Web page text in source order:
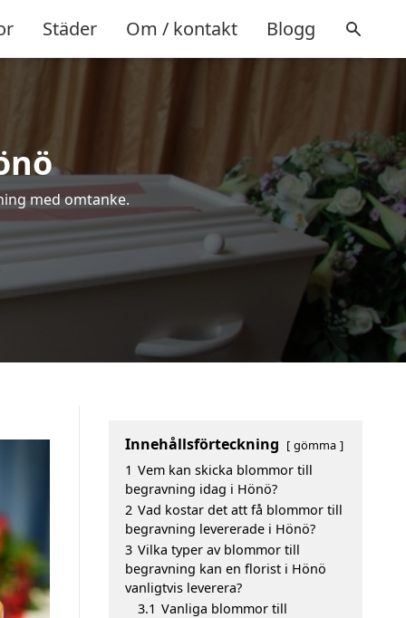
Städer Om / kontakt Blogg
med omtanke.
Innehållsförteckning gömma
1 Vem kan skicka blommor till
begravning idag i Hönö?
2 Vad kostar det att få blommor till
begravning levererade i Hönö?
3 Vilka typer av blommor till
begravning kan en florist i Hönö
vanligtvis leverera?
3.1 Vanliga blommor till